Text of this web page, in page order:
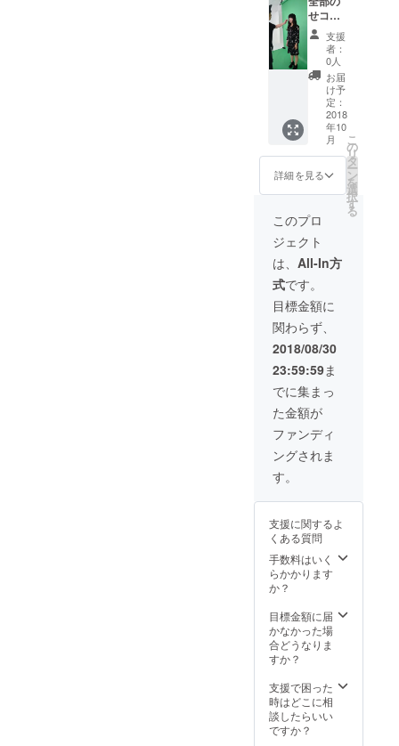
プリン
トカ
ラー
レッド
＊画
像は定
番ロゴT
シャツ
で今回
は上記
アッ
シュ×
レッド
となり
（サイ
ズは
S,M,L,X
Lより選
択でき
ます）
・スタ
ジオリ
ハーサ
ル見
学 9月
30日
ルスタ
ジオ
パー
カー
は
11.5オ
ンスの
ヘビー
ウエイ
トフル
ジップ
タイ
プ 裏
起毛
Maho直
筆のオ
リジナ
ルキャ
プリン
ト ボデ
イカ
ラーは
ホワイ
トとな
ライブ
＆パー
テイー
招待
状 10
月20日
(土)
新宿
SUNFA
CE 購入
者限定
のライ
ブ＆
パーテ
イーで
す ・
Maho直
筆キャ
ラパー
カー
（サイ
ズは
S,M,L,X
Lより選
択でき
ます）
・PV撮
影見学&
エキス
トラと
して出
演 10月
せコー
ス ・1st
アルバ
ムCD ・
新曲
PV（DV
D） ・
CDブッ
クレッ
トにお
名前記
載 ・T
シャツ
(新柄、
サイズ
はS,M,L
より選
択でき
ます) ・
リリー
スライ
ブ＆
パーテ
イー招
待状
10月20
日(土)
新宿
SUNFA
CE 購入
者限定
のライ
イーで
タジオ
リハー
サル見
学 9月
30日
都内
リハー
サルス
タジオ
直筆
キャラ
パー
カー
支援
者：
0人
お届
け予
定：
2018
年10
月
詳細を見る
こ
の
リ
タ
ー
ン
を
選
択
す
る
このプロ
ジェクト
は、 All-In方
式です。
目標金額に
関わらず、
2018/08/30
23:59:59ま
でに集まっ
た金額が
ファンディ
ングされま
す。
支援に関するよ
くある質問
手数料はいく
らかかります
か？
目標金額に届
かなかった場
合どうなりま
すか？
支援で困った
時はどこに相
談したらいい
ですか？